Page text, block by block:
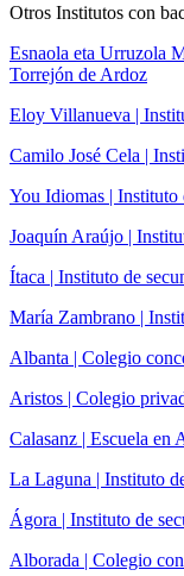
Otros Institutos con
Esnaola eta Urruzola
Torrejón de Ardoz
Eloy Villanueva |
Camilo José Cela |
You Idiomas | Instituto
Joaquín Araújo |
Ítaca | Instituto de
María Zambrano |
Albanta | Colegio
Aristos | Colegio
Calasanz | Escuela en
La Laguna | Instituto
Ágora | Instituto de
Alborada | Colegio